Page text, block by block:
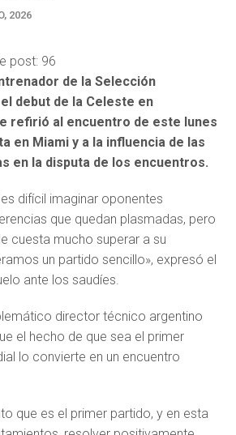
2026
post: 96
de la Selección
debut de la Celeste en
refirió al encuentro de este lunes
en Miami y a la influencia de las
en la disputa de los encuentros.
difícil imaginar oponentes
que quedan plasmadas, pero
cuesta mucho superar a su
un partido sencillo», expresó el
ante los saudíes.
director técnico argentino
el hecho de que sea el primer
lo convierte en un encuentro
que es el primer partido, y en esta